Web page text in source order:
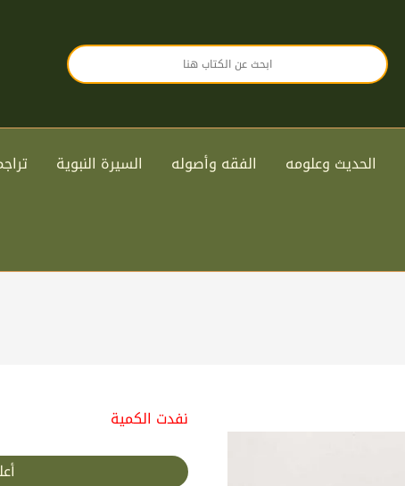
الحديث وعلومه الفقه وأصوله السيرة النبوية
نفدت الكمية